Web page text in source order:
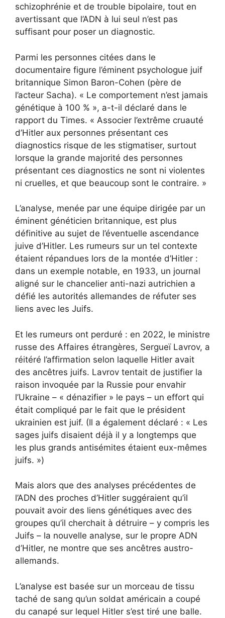
schizophrénie et de trouble bipolaire, tout en
avertissant que l’ADN à lui seul n’est pas
suffisant pour poser un diagnostic.
Parmi les personnes citées dans le
documentaire figure l’éminent psychologue juif
britannique Simon Baron-Cohen (père de
l’acteur Sacha). « Le comportement n’est jamais
génétique à 100 % », a-t-il déclaré dans le
rapport du Times. « Associer l’extrême cruauté
d’Hitler aux personnes présentant ces
diagnostics risque de les stigmatiser, surtout
lorsque la grande majorité des personnes
présentant ces diagnostics ne sont ni violentes
ni cruelles, et que beaucoup sont le contraire. »
L’analyse, menée par une équipe dirigée par un
éminent généticien britannique, est plus
définitive au sujet de l’éventuelle ascendance
juive d’Hitler. Les rumeurs sur un tel contexte
étaient répandues lors de la montée d’Hitler :
dans un exemple notable, en 1933, un journal
aligné sur le chancelier anti-nazi autrichien a
défié les autorités allemandes de réfuter ses
liens avec les Juifs.
Et les rumeurs ont perduré : en 2022, le ministre
russe des Affaires étrangères, Sergueï Lavrov, a
réitéré l’affirmation selon laquelle Hitler avait
des ancêtres juifs. Lavrov tentait de justifier la
raison invoquée par la Russie pour envahir
l’Ukraine – « dénazifier » le pays – un effort qui
était compliqué par le fait que le président
ukrainien est juif. (Il a également déclaré : « Les
sages juifs disaient déjà il y a longtemps que
les plus grands antisémites étaient eux-mêmes
juifs. »)
Mais alors que des analyses précédentes de
l’ADN des proches d’Hitler suggéraient qu’il
pouvait avoir des liens génétiques avec des
groupes qu’il cherchait à détruire – y compris les
Juifs – la nouvelle analyse, sur le propre ADN
d’Hitler, ne montre que ses ancêtres austro-
allemands.
L’analyse est basée sur un morceau de tissu
taché de sang qu’un soldat américain a coupé
du canapé sur lequel Hitler s’est tiré une balle.